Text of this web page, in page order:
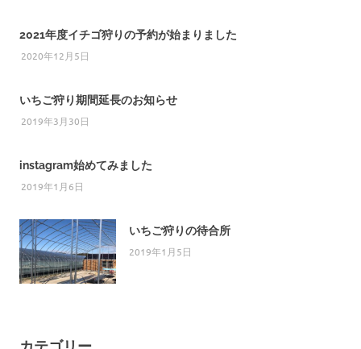
2021年度イチゴ狩りの予約が始まりました
2020年12月5日
いちご狩り期間延長のお知らせ
2019年3月30日
instagram始めてみました
2019年1月6日
いちご狩りの待合所
2019年1月5日